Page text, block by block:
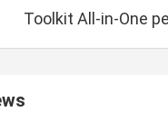
Toolkit All-in-One